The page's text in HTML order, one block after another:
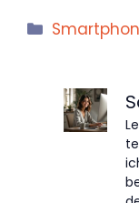
Kategorien